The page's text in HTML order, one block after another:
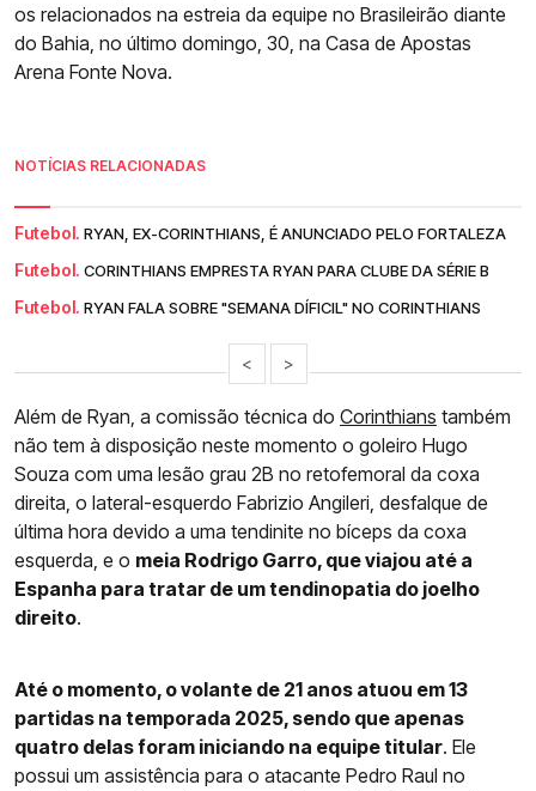
os relacionados na estreia da equipe no Brasileirão diante
do Bahia, no último domingo, 30, na Casa de Apostas
Arena Fonte Nova.
NOTÍCIAS RELACIONADAS
Futebol. RYAN, EX-CORINTHIANS, É ANUNCIADO PELO FORTALEZA
Futebol. CORINTHIANS EMPRESTA RYAN PARA CLUBE DA SÉRIE B
Futebol. RYAN FALA SOBRE "SEMANA DÍFICIL" NO CORINTHIANS
< >
Além de Ryan, a comissão técnica do Corinthians também
não tem à disposição neste momento o goleiro Hugo
Souza com uma lesão grau 2B no retofemoral da coxa
direita, o lateral-esquerdo Fabrizio Angileri, desfalque de
última hora devido a uma tendinite no bíceps da coxa
esquerda, e o meia Rodrigo Garro, que viajou até a
Espanha para tratar de um tendinopatia do joelho
direito.
Até o momento, o volante de 21 anos atuou em 13
partidas na temporada 2025, sendo que apenas
quatro delas foram iniciando na equipe titular. Ele
possui um assistência para o atacante Pedro Raul no